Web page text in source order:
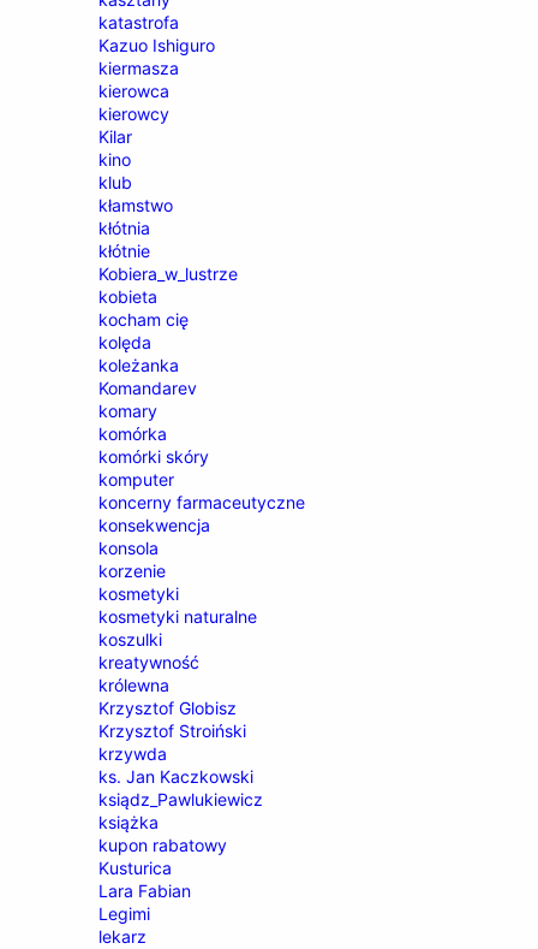
katastrofa
Kazuo Ishiguro
kiermasza
kierowca
kierowcy
Kilar
kino
klub
kłamstwo
kłótnia
kłótnie
Kobiera_w_lustrze
kobieta
kocham cię
kolęda
koleżanka
Komandarev
komary
komórka
komórki skóry
komputer
koncerny farmaceutyczne
konsekwencja
konsola
korzenie
kosmetyki
kosmetyki naturalne
koszulki
kreatywność
królewna
Krzysztof Globisz
Krzysztof Stroiński
krzywda
ks. Jan Kaczkowski
ksiądz_Pawlukiewicz
książka
kupon rabatowy
Kusturica
Lara Fabian
Legimi
lekarz